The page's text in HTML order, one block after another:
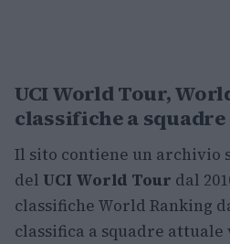
UCI World Tour,
classifiche a squadre
Il sito contiene un archivio
del UCI World Tour dal
classifiche World Ranking
classifica a squadre